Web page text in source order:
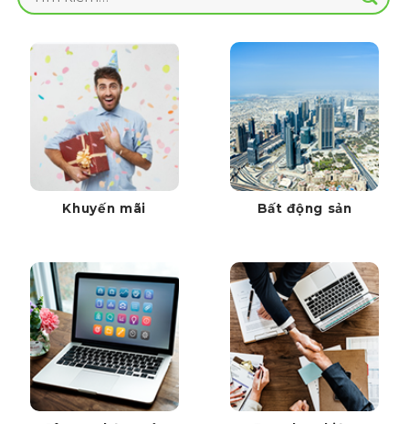
kiếm:
Khuyến mãi Bất động sản